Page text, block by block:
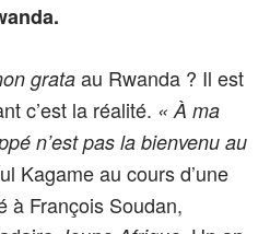
grata au Rwanda ? Il est
c’est la réalité. « À ma
n’est pas la bienvenu au
Kagame au cours d’une
à François Soudan,